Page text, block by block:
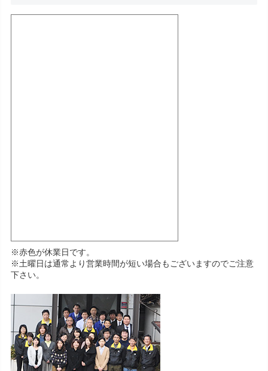
※赤色が休業日です。
※土曜日は通常より営業時間が短い場合もございますのでご注意
下さい。